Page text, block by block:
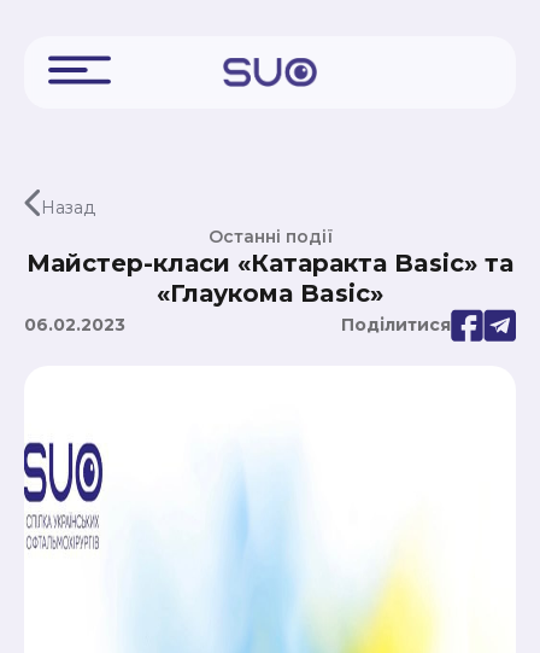
Назад
Останні події
Майстер-класи «Катаракта Basic» та
«Глаукома Basic»
06.02.2023 Поділитися